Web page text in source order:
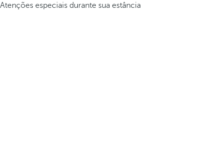
Atenções especiais durante sua estância